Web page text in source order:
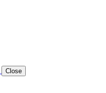
Close